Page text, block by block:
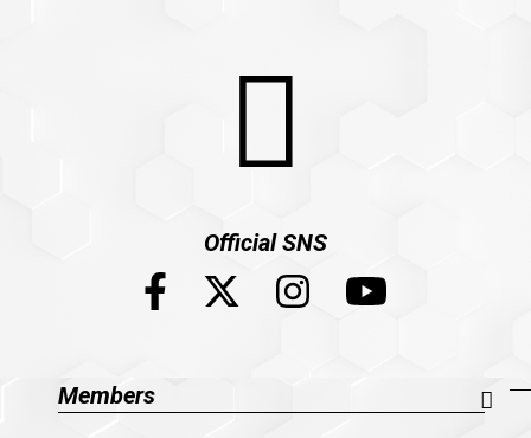
Official SNS
Members